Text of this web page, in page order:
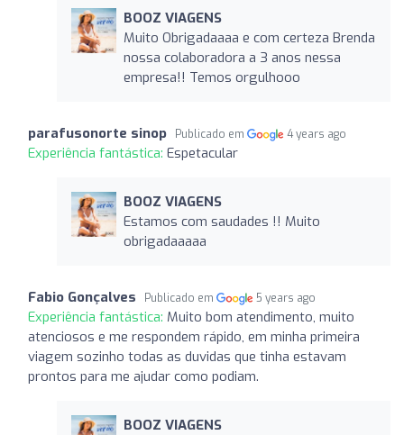
BOOZ VIAGENS
Muito Obrigadaaaa e com certeza Brenda
nossa colaboradora a 3 anos nessa
empresa!! Temos orgulhooo
parafusonorte sinop Publicado em 4 years ago
Experiência fantástica: Espetacular
BOOZ VIAGENS
Estamos com saudades !! Muito
obrigadaaaaa
Fabio Gonçalves Publicado em 5 years ago
Experiência fantástica: Muito bom atendimento, muito
atenciosos e me respondem rápido, em minha primeira
viagem sozinho todas as duvidas que tinha estavam
prontos para me ajudar como podiam.
BOOZ VIAGENS